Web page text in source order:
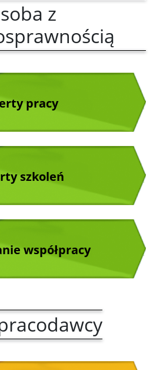
z
pracy
szkoleń
współpracy